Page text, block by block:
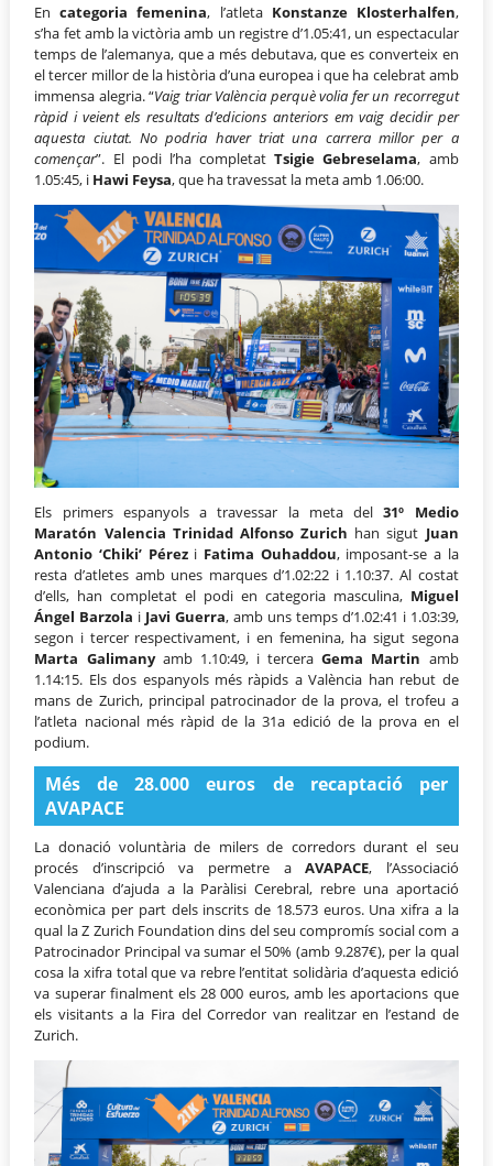
Encategoria femenina, l’atletaKonstanze Klosterhalfen,
s’ha fet amb la victòria amb un registre d’1.05:41, un espectacular
temps de l’alemanya, que a més debutava, que es converteix en
el tercer millor de la història d’una europea i que ha celebrat amb
immensa alegria. “Vaig triar València perquè volia fer un recorregut
ràpid i veient els resultats d’edicions anteriors em vaig decidir per
aquesta ciutat. No podria haver triat una carrera millor per a
començar”. El podi l’ha completatTsigie Gebreselama, amb
1.05:45, i Hawi Feysa, que ha travessat la meta amb 1.06:00.
Els primers espanyols a travessar la meta del31º Medio
Maratón Valencia Trinidad Alfonso Zurich han sigut Juan
Antonio ‘Chiki’ Pérezi Fatima Ouhaddou, imposant-se a la
resta d’atletes amb unes marques d’1.02:22 i 1.10:37. Al costat
d’ells, han completat el podi en categoria masculina, Miguel
Ángel Barzola i Javi Guerra, amb uns temps d’1.02:41 i 1.03:39,
segon i tercer respectivament, i en femenina, ha sigut segona
Marta Galimanyamb 1.10:49, i terceraGema Martin amb
1.14:15. Els dos espanyols més ràpids a València han rebut de
mans de Zurich, principal patrocinador de la prova, el trofeu a
l’atleta nacional més ràpid de la 31a edició de la prova en el
podium.
Més de 28.000 euros de recaptació per
AVAPACE
La donació voluntària de milers de corredors durant el seu
procés d’inscripció va permetre aAVAPACE, l’Associació
Valenciana d’ajuda a la Paràlisi Cerebral, rebre una aportació
econòmica per part dels inscrits de 18.573 euros. Una xifra a la
qual la Z Zurich Foundation dins del seu compromís social com a
Patrocinador Principal va sumar el 50% (amb 9.287€), per la qual
cosa la xifra total que va rebre l’entitat solidària d’aquesta edició
va superar finalment els 28 000 euros, amb les aportacions que
els visitants a la Fira del Corredor van realitzar en l’estand de
Zurich.